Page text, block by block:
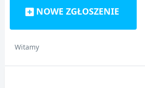
NOWE ZGŁOSZENIE
Witamy